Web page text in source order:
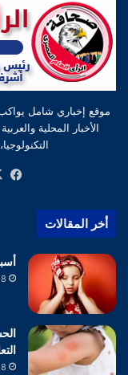
موقع إخباري شامل
الأخبار المحلية
أخر المقالات
8 أغسطس، 2026
8 أغسطس، 2026